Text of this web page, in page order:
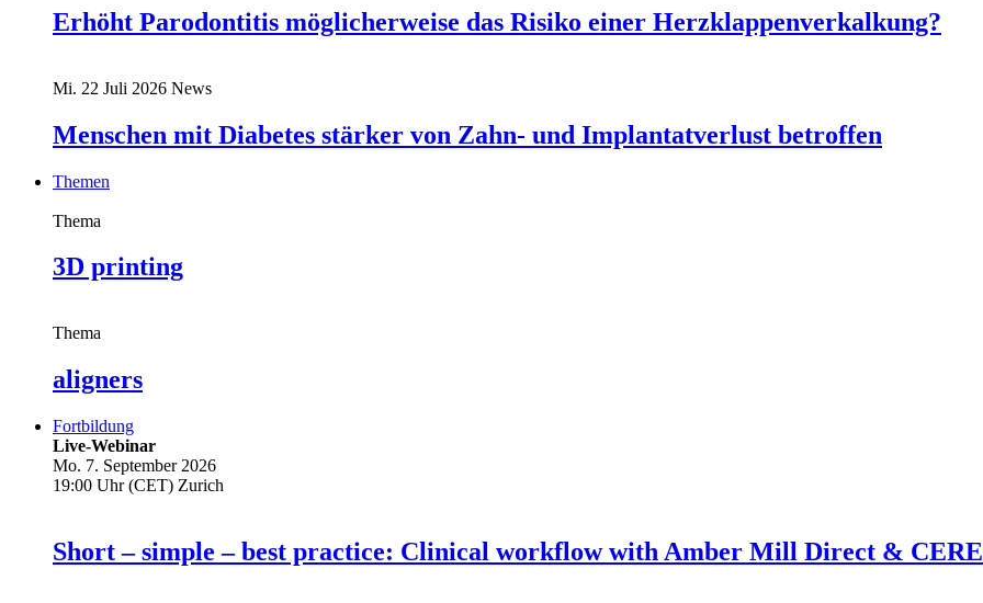
Erhöht Parodontitis möglicherweise das Risiko einer Herzklappenverkalkung?
Mi. 22 Juli 2026 News
Menschen mit Diabetes stärker von Zahn- und Implantatverlust betroffen
Themen
Thema
3D printing
Thema
aligners
Fortbildung
Live-Webinar
Mo. 7. September 2026
19:00 Uhr (CET) Zurich
Short – simple – best practice: Clinical workflow with Amber Mill Direct &